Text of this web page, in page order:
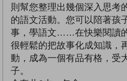
則幫您整理出幾個深入思考
的語文活動。您可以陪著孩
事，學語文……在快樂閱讀
很輕鬆的把故事化成知識，
動，成為一個有品有格，受
子。